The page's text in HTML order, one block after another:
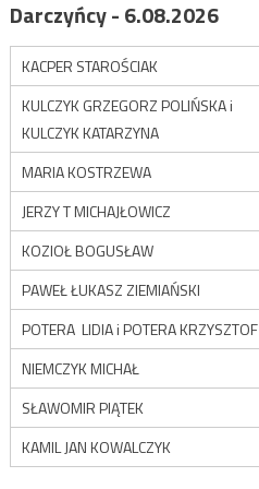
Darczyńcy - 6.08.2026
KACPER STAROŚCIAK
KULCZYK GRZEGORZ POLIŃSKA i
KULCZYK KATARZYNA
MARIA KOSTRZEWA
JERZY T MICHAJŁOWICZ
KOZIOŁ BOGUSŁAW
PAWEŁ ŁUKASZ ZIEMIAŃSKI
POTERA LIDIA i POTERA KRZYSZTOF
NIEMCZYK MICHAŁ
SŁAWOMIR PIĄTEK
KAMIL JAN KOWALCZYK